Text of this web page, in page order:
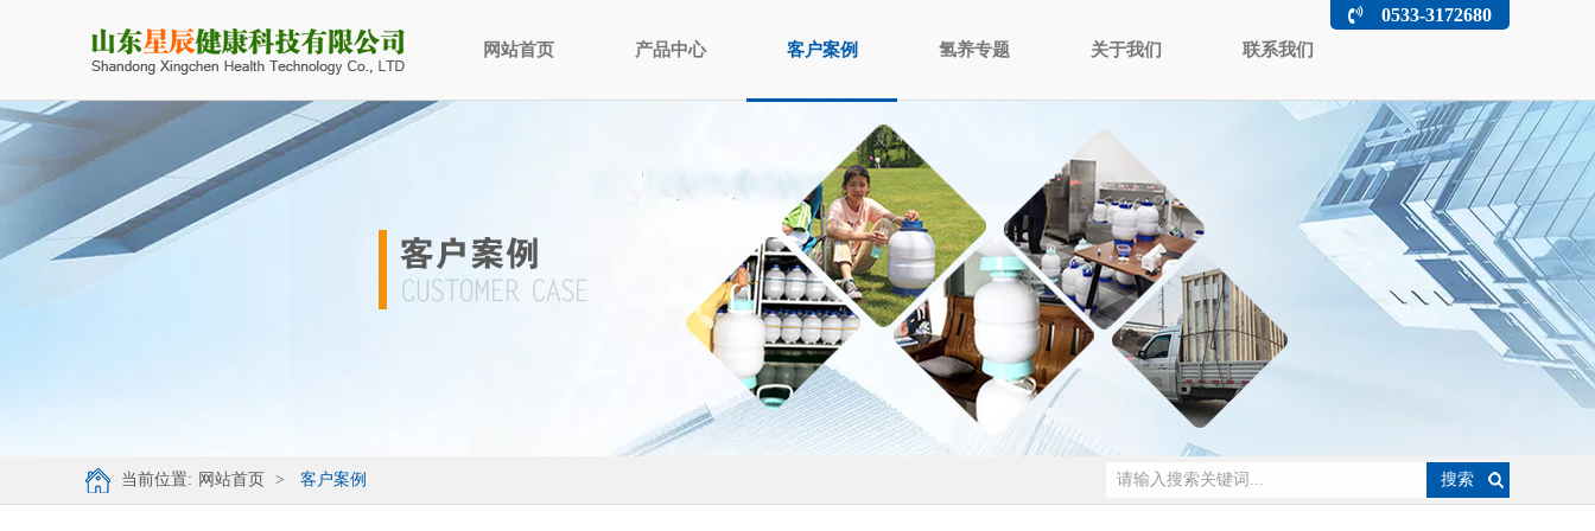
网站首页 产品中心 客户案例 氢养专题 关于我们 联系我们
0533-3172680
当前位置: 网站首页 > 客户案例